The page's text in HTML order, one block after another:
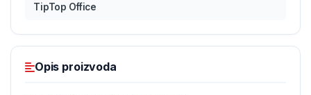
TipTop Office
Opis proizvoda